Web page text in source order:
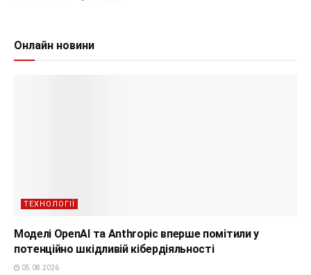
Онлайн новини
ТЕХНОЛОГІЇ
Моделі OpenAI та Anthropic вперше помітили у
потенційно шкідливій кібердіяльності
05.08.2026